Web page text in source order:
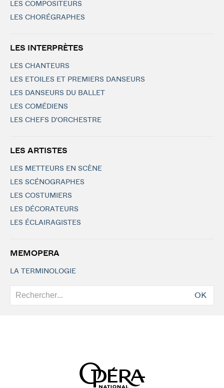
LES COMPOSITEURS
LES CHORÉGRAPHES
LES INTERPRÈTES
LES CHANTEURS
LES ETOILES ET PREMIERS DANSEURS
LES DANSEURS DU BALLET
LES COMÉDIENS
LES CHEFS D'ORCHESTRE
LES ARTISTES
LES METTEURS EN SCÈNE
LES SCÉNOGRAPHES
LES COSTUMIERS
LES DÉCORATEURS
LES ÉCLAIRAGISTES
MEMOPERA
LA TERMINOLOGIE
OK